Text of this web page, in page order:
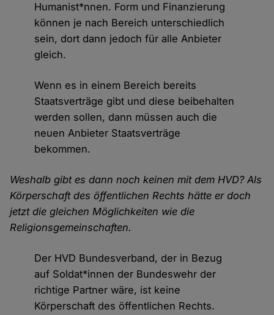
Humanist*nnen. Form und Finanzierung
können je nach Bereich unterschiedlich
sein, dort dann jedoch für alle Anbieter
gleich.
Wenn es in einem Bereich bereits
Staatsverträge gibt und diese beibehalten
werden sollen, dann müssen auch die
neuen Anbieter Staatsverträge
bekommen.
Weshalb gibt es dann noch keinen mit dem HVD? Als
Körperschaft des öffentlichen Rechts hätte er doch
jetzt die gleichen Möglichkeiten wie die
Religionsgemeinschaften.
Der HVD Bundesverband, der in Bezug
auf Soldat*innen der Bundeswehr der
richtige Partner wäre, ist keine
Körperschaft des öffentlichen Rechts.